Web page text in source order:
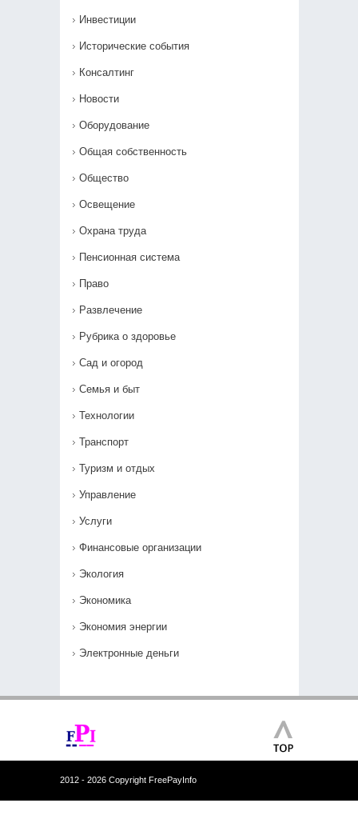
Инвестиции
Исторические события
Консалтинг
Новости
Оборудование
Общая собственность
Общество
Освещение
Охрана труда
Пенсионная система
Право
Развлечение
Рубрика о здоровье
Сад и огород
Семья и быт
Технологии
Транспорт
Туризм и отдых
Управление
Услуги
Финансовые организации
Экология
Экономика
Экономия энергии
Электронные деньги
2012 - 2026 Copyright FreePayInfo